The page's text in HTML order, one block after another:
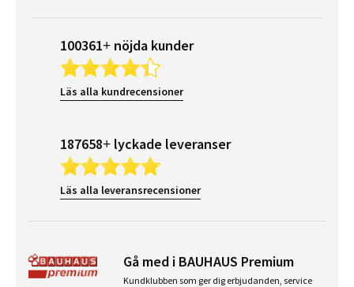
100361+ nöjda kunder
Läs alla kundrecensioner
187658+ lyckade leveranser
Läs alla leveransrecensioner
Gå med i BAUHAUS Premium
Kundklubben som ger dig erbjudanden, service